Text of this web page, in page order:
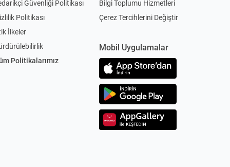
Güvenliği Politikası
Politikası
İlkeler
Politikalarımız
Bilgi Toplumu Hizmetleri
Çerez Tercihlerini Değiştir
Mobil Uygulamalar